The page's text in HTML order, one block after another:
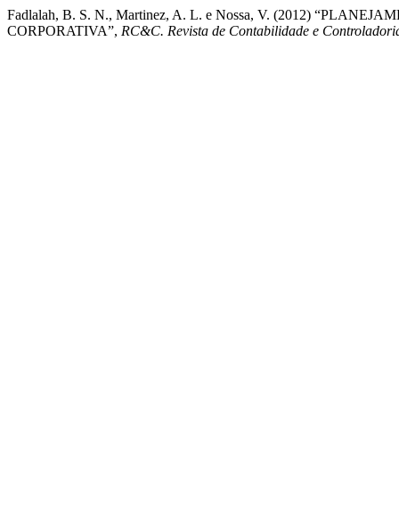
Fadlalah, B. S. N., Martinez, A. L. e Nossa, V. (2012)
CORPORATIVA”, RC&C. Revista de Contabilidade e